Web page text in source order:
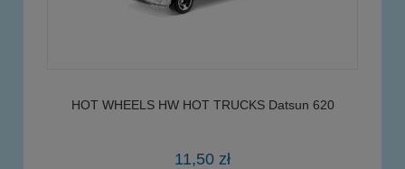
HOT WHEELS HW HOT TRUCKS Datsun 620
11,50 zł